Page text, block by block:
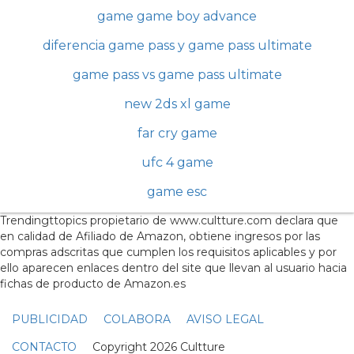
game game boy advance
diferencia game pass y game pass ultimate
game pass vs game pass ultimate
new 2ds xl game
far cry game
ufc 4 game
game esc
Trendingttopics propietario de www.cultture.com declara que
en calidad de Afiliado de Amazon, obtiene ingresos por las
compras adscritas que cumplen los requisitos aplicables y por
ello aparecen enlaces dentro del site que llevan al usuario hacia
fichas de producto de Amazon.es
PUBLICIDAD COLABORA
AVISO LEGAL
CONTACTO Copyright 2026 Cultture